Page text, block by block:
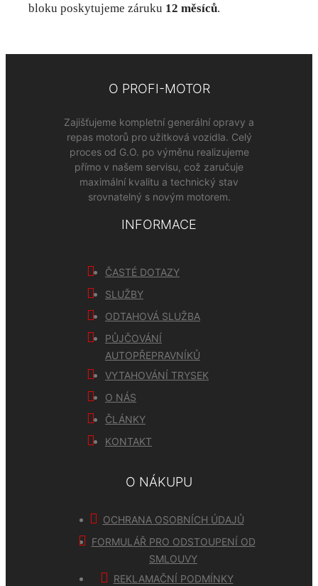
bloku poskytujeme záruku 12 měsíců.
O PROFI-MOTOR
Zajišťujeme kompletní generální opravy a
repas motorů pro užitková vozidla. Celý
proces od G.O. po výměnu realizujeme
přímo v našem servisu, což zaručuje
maximální kvalitu a technický stav
srovnatelný s novým motorem.
INFORMACE
ČASTÉ DOTAZY
SLUŽBY
ODTAHOVÁ SLUŽBA
PŮJČOVÁNÍ
AUTOPŘEPRAVNÍKŮ
VYTAHOVÁNÍ TRYSEK
O NÁS
ČLÁNKY
KONTAKT
O NÁKUPU
OCHRANA OSOBNÍCH ÚDAJŮ
FORMULÁŘ PRO ODSTOUPENÍ OD
SMLOUVY
REKLAMAČNÍ PODMÍNKY